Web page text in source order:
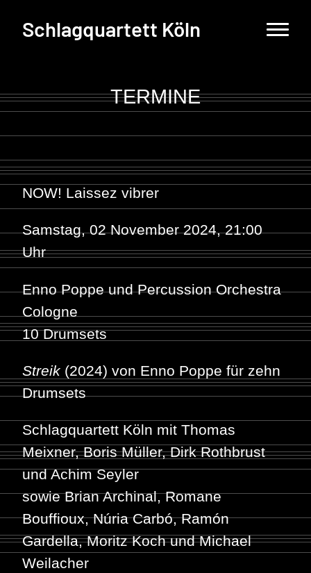
Schlagquartett Köln
TERMINE
NOW! Laissez vibrer
Samstag, 02 November 2024, 21:00
Uhr
Enno Poppeund Percussion Orchestra
Cologne
10 Drumsets
Streik (2024) von Enno Poppe für zehn
Drumsets
Schlagquartett Köln mit Thomas
Meixner, Boris Müller, Dirk Rothbrust
und Achim Seyler
sowie Brian Archinal, Romane
Bouffioux, Núria Carbó, Ramón
Gardella, Moritz Koch und Michael
Weilacher